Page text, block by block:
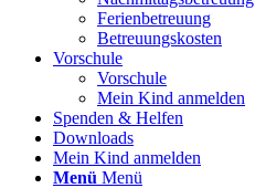
Ferienbetreuung
Betreuungskosten
Vorschule
Vorschule
Mein Kind anmelden
Spenden & Helfen
Downloads
Mein Kind anmelden
Menü Menü